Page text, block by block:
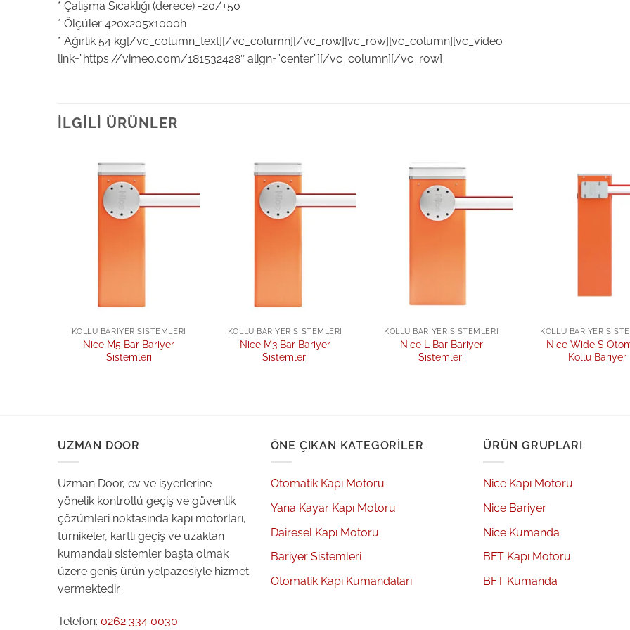
* Çalışma Sıcaklığı (derece) -20/+50
* Ölçüler 420x205x1000h
* Ağırlık 54 kg[/vc_column_text][/vc_column][/vc_row][vc_row][vc_column][vc_video
link=”https://vimeo.com/181532428″ align=”center”][/vc_column][/vc_row]
İLGILI ÜRÜNLER
wishlist
KOLLU BARIYER SISTEMLERI
Nice M5 Bar Bariyer
Sistemleri
wishlist
KOLLU BARIYER SISTEMLERI
Nice M3 Bar Bariyer
Sistemleri
wishlist
KOLLU BARIYER SISTEMLERI
Nice L Bar Bariyer
Sistemleri
KOLLU BARIYER
Nice Wide S
Kollu Bariyer
UZMAN DOOR
Uzman Door, ev ve işyerlerine
yönelik kontrollü geçiş ve güvenlik
çözümleri noktasında kapı motorları,
turnikeler, kartlı geçiş ve uzaktan
kumandalı sistemler başta olmak
üzere geniş ürün yelpazesiyle hizmet
vermektedir.
Telefon: 0262 334 0030
ÖNE ÇIKAN KATEGORILER
Otomatik Kapı Motoru
Yana Kayar Kapı Motoru
Dairesel Kapı Motoru
Bariyer Sistemleri
Otomatik Kapı Kumandaları
ÜRÜN GRUPLARI
Nice Kapı Motoru
Nice Bariyer
Nice Kumanda
BFT Kapı Motoru
BFT Kumanda